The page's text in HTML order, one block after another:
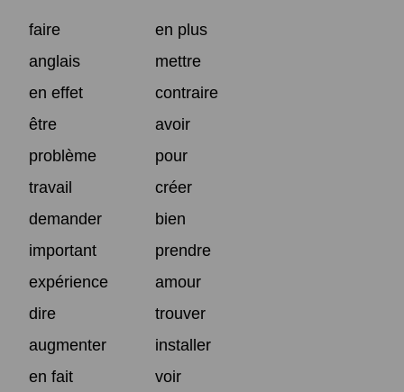
faire
en plus
anglais
mettre
en effet
contraire
être
avoir
problème
pour
travail
créer
demander
bien
important
prendre
expérience
amour
dire
trouver
augmenter
installer
en fait
voir